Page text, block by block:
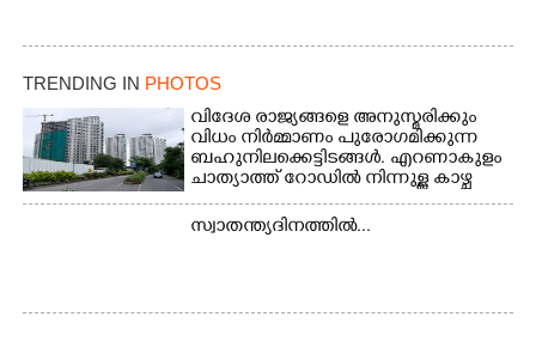
ആനകൾക്ക് പഴങ്ങൾ
TRENDING IN PHOTOS
വിദേശ രാജ്യങ്ങളെ അനുസ്മരിക്കും
വിധം നിർമ്മാണം പുരോഗമിക്കുന്ന
ബഹുനിലക്കെട്ടിടങ്ങൾ. എറണാകുളം
ചാത്യാത്ത് റോഡിൽ നിന്നുള്ള കാഴ്ച
സ്വാതന്ത്യദിനത്തിൽ...